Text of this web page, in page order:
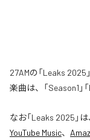
27AMの「Leaks
楽曲は、「Season1」
なお「Leaks 2025 」は
YouTube Music、